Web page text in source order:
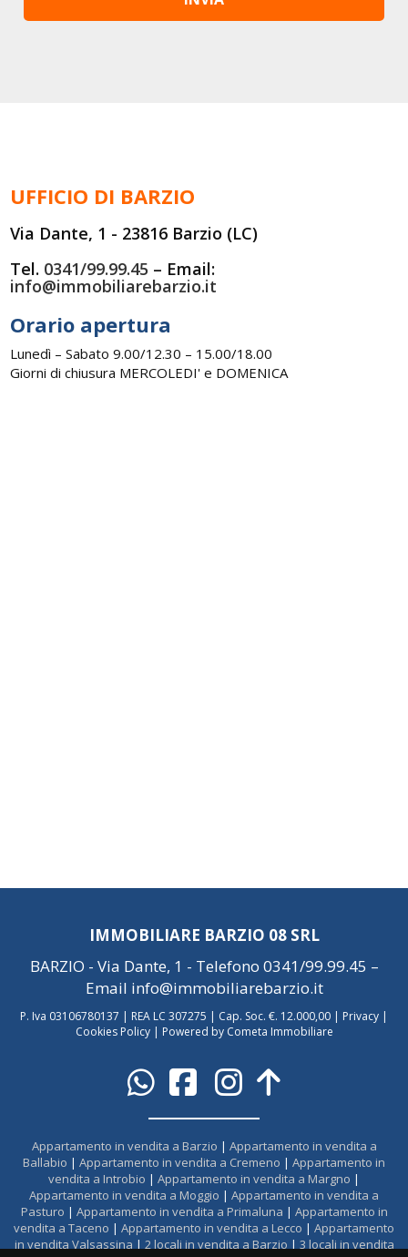
UFFICIO DI BARZIO
Via Dante, 1 - 23816 Barzio (LC)
Tel. 0341/99.99.45 – Email:
info@immobiliarebarzio.it
Orario apertura
Lunedì – Sabato 9.00/12.30 – 15.00/18.00
Giorni di chiusura MERCOLEDI' e DOMENICA
IMMOBILIARE BARZIO 08 SRL
BARZIO - Via Dante, 1 - Telefono 0341/99.99.45 –
Email info@immobiliarebarzio.it
P. Iva 03106780137 | REA LC 307275 | Cap. Soc. €. 12.000,00 | Privacy |
Cookies Policy| Powered by Cometa Immobiliare
Appartamento in vendita a Barzio | Appartamento in vendita a
Ballabio | Appartamento in vendita a Cremeno | Appartamento in
vendita a Introbio | Appartamento in vendita a Margno |
Appartamento in vendita a Moggio | Appartamento in vendita a
Pasturo | Appartamento in vendita a Primaluna | Appartamento in
vendita a Taceno | Appartamento in vendita a Lecco | Appartamento
in vendita Valsassina | 2 locali in vendita a Barzio | 3 locali in vendita